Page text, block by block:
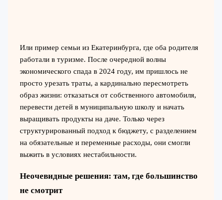
Или пример семьи из Екатеринбурга, где оба родителя
работали в туризме. После очередной волны
экономического спада в 2024 году, им пришлось не
просто урезать траты, а кардинально пересмотреть
образ жизни: отказаться от собственного автомобиля,
перевести детей в муниципальную школу и начать
выращивать продукты на даче. Только через
структурированный подход к бюджету, с разделением
на обязательные и переменные расходы, они смогли
выжить в условиях нестабильности.
Неочевидные решения: там, где большинство
не смотрит